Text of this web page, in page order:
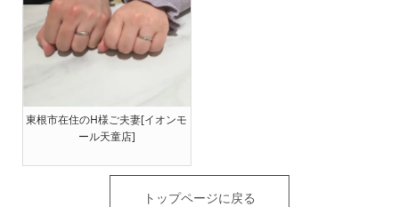
東根市在住のH様ご夫妻[イオンモ
ール天童店]
トップページに戻る